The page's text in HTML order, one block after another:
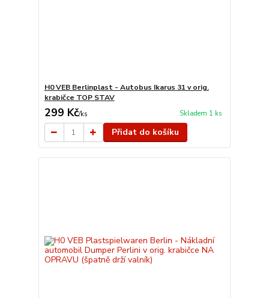
H0 VEB Berlinplast - Autobus Ikarus 31 v orig.
krabičce TOP STAV
299 Kč/ks Skladem 1 ks
Přidat do košíku